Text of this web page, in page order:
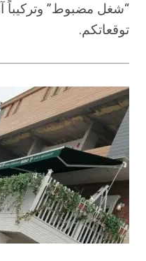
“شغل مضبوط” وتركيباً
توقعاتكم.